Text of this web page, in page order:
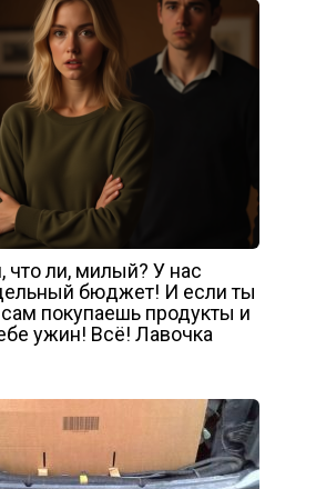
ли, милый? У нас
бюджет! И если ты
сам покупаешь продукты и
ужин! Всё! Лавочка